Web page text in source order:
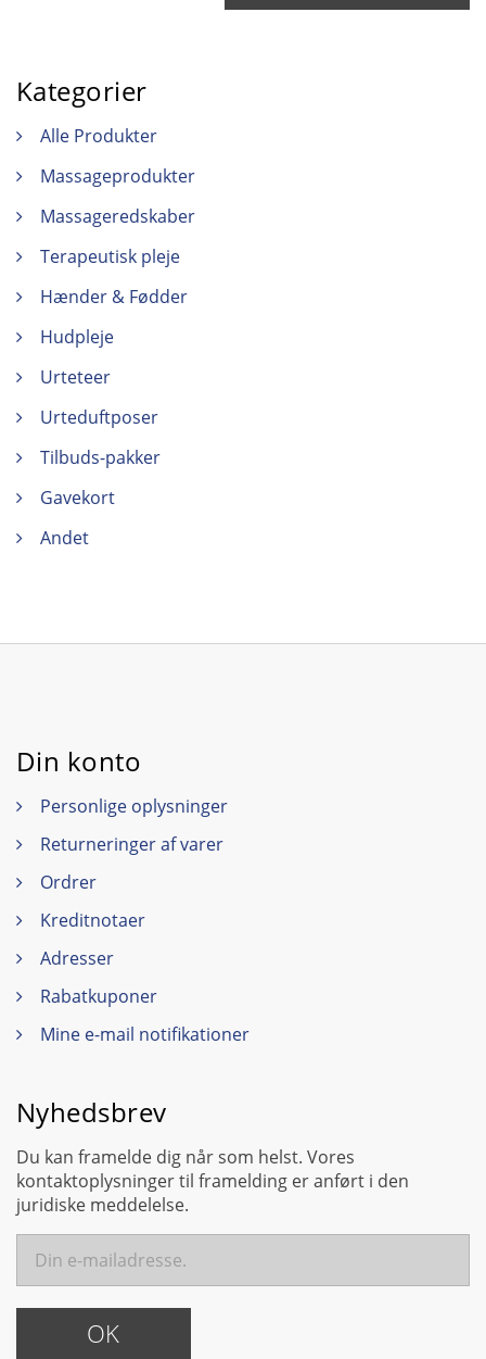
Kategorier
Alle Produkter
Massageprodukter
Massageredskaber
Terapeutisk pleje
Hænder & Fødder
Hudpleje
Urteteer
Urteduftposer
Tilbuds-pakker
Gavekort
Andet
Din konto
Personlige oplysninger
Returneringer af varer
Ordrer
Kreditnotaer
Adresser
Rabatkuponer
Mine e-mail notifikationer
Nyhedsbrev
Du kan framelde dig når som helst. Vores
kontaktoplysninger til framelding er anført i den
juridiske meddelelse.